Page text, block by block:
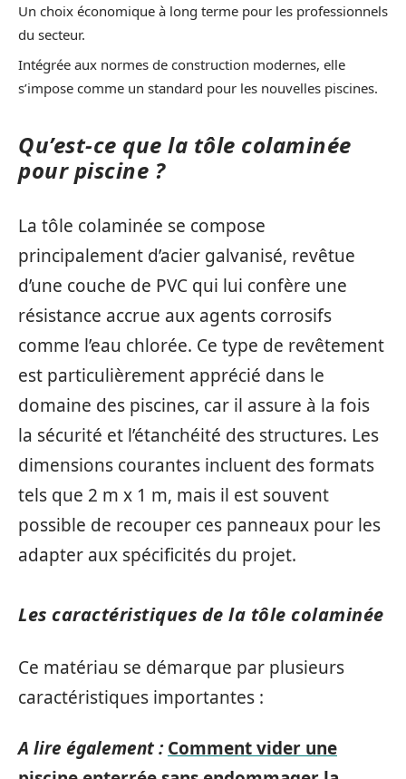
Un choix économique à long terme pour les professionnels
du secteur.
Intégrée aux normes de construction modernes, elle
s’impose comme un standard pour les nouvelles piscines.
Qu’est-ce que la tôle colaminée
pour piscine ?
La tôle colaminée se compose
principalement d’acier galvanisé, revêtue
d’une couche de PVC qui lui confère une
résistance accrue aux agents corrosifs
comme l’eau chlorée. Ce type de revêtement
est particulièrement apprécié dans le
domaine des piscines, car il assure à la fois
la sécurité et l’étanchéité des structures. Les
dimensions courantes incluent des formats
tels que 2 m x 1 m, mais il est souvent
possible de recouper ces panneaux pour les
adapter aux spécificités du projet.
Les caractéristiques de la tôle colaminée
Ce matériau se démarque par plusieurs
caractéristiques importantes :
A lire également : Comment vider une